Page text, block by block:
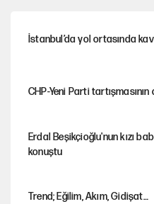
İstanbul’da yol ortasında
CHP-Yeni Parti
Erdal Beşikçioğlu'nun kızı
konuştu
Trend; Eğilim, Akım, Gidişat…